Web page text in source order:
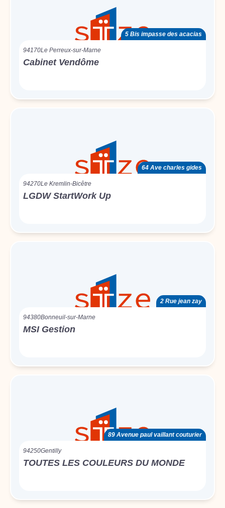
5 Bis impasse des acacias
94170Le Perreux-sur-Marne
Cabinet Vendôme
64 Ave charles gides
94270Le Kremlin-Bicêtre
LGDW StartWork Up
2 Rue jean zay
94380Bonneuil-sur-Marne
MSI Gestion
89 Avenue paul vaillant couturier
94250Gentilly
TOUTES LES COULEURS DU MONDE